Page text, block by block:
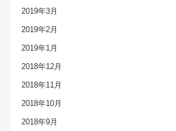
2019年3月
2019年2月
2019年1月
2018年12月
2018年11月
2018年10月
2018年9月